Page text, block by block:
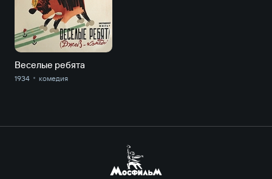
Веселые ребята
1934 комедия